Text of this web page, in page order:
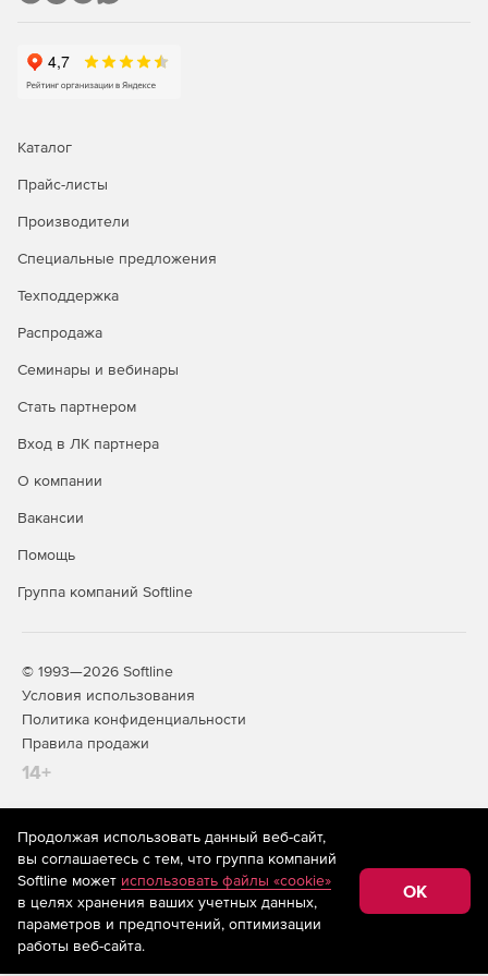
RTG Network Monitor содержит более 230 типов сенсоров
SMTP/POP3, FTP и т. п. Администратор получает
уведомление о возникающих рисках (по электронной
почте, SMS или на пейджер) до того, как конечные
полностью оптимизировать скорость отправки и
снизить нагрузку на полосу пропускания.
Поддержка множества языков
немецком, испанском, французском, датском, японском,
получать доступ к программе с настольно ПК на
платформе Windows или через web-браузер под любой
работать в PRTG Network Monitor с мобильных устройств
PRTG Network Monitor (pdf)
Системные требования PRTG Network Monitor (pdf)
Каталог
Прайс-листы
Производители
Специальные предложения
Техподдержка
Распродажа
Семинары и вебинары
Стать партнером
Вход в ЛК партнера
О компании
Вакансии
Помощь
Группа компаний Softline
© 1993—2026 Softline
Условия использования
Политика конфиденциальности
Правила продажи
14+
На информационном ресурсе store.softline.ru применяются
рекомендательные технологии(информационные технологии
предоставления информации на основе сбора,
систематизации и анализа сведений, относящихся к
предпочтениям пользователей сети «Интернет»,
находящихся на территории Российской Федерации)
Продолжая использовать данный веб-сайт,
вы соглашаетесь с тем, что группа компаний
Softline может использовать файлы «cookie»
в целях хранения ваших учетных данных,
параметров и предпочтений, оптимизации
работы веб-сайта.
OK